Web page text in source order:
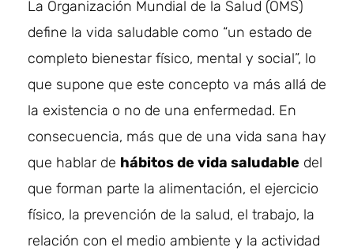
La Organización Mundial de la Salud (OMS)
define la vida saludable como “un estado de
completo bienestar físico, mental y social”, lo
que supone que este concepto va más allá de
la existencia o no de una enfermedad. En
consecuencia, más que de una vida sana hay
que hablar de hábitos de vida saludable del
que forman parte la alimentación, el ejercicio
físico, la prevención de la salud, el trabajo, la
relación con el medio ambiente y la actividad